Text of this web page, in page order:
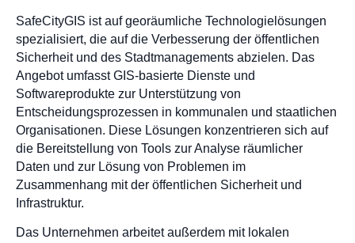
SafeCityGIS ist auf georäumliche Technologielösungen
spezialisiert, die auf die Verbesserung der öffentlichen
Sicherheit und des Stadtmanagements abzielen. Das
Angebot umfasst GIS-basierte Dienste und
Softwareprodukte zur Unterstützung von
Entscheidungsprozessen in kommunalen und staatlichen
Organisationen. Diese Lösungen konzentrieren sich auf
die Bereitstellung von Tools zur Analyse räumlicher
Daten und zur Lösung von Problemen im
Zusammenhang mit der öffentlichen Sicherheit und
Infrastruktur.
Das Unternehmen arbeitet außerdem mit lokalen